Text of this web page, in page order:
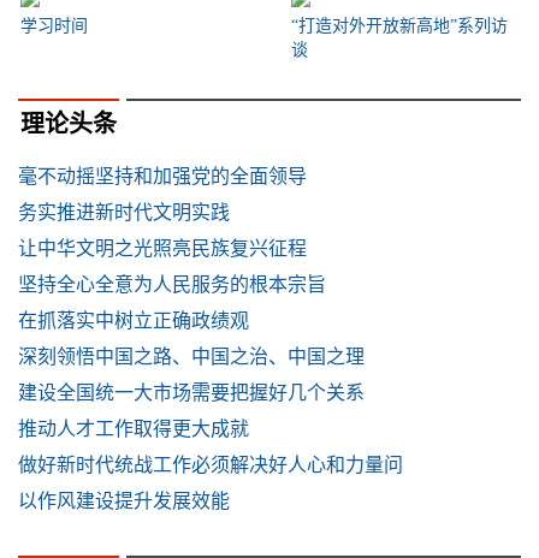
学习时间
“打造对外开放新高地”系列访
谈
理论头条
毫不动摇坚持和加强党的全面领导
务实推进新时代文明实践
让中华文明之光照亮民族复兴征程
坚持全心全意为人民服务的根本宗旨
在抓落实中树立正确政绩观
深刻领悟中国之路、中国之治、中国之理
建设全国统一大市场需要把握好几个关系
推动人才工作取得更大成就
做好新时代统战工作必须解决好人心和力量问
以作风建设提升发展效能